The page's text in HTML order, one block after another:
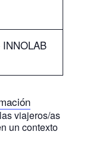
viajeros/as
un contexto